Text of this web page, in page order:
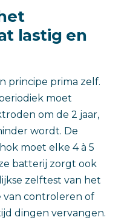
lastig en
principe prima zelf.
moet
om de 2 jaar,
wordt. De
moet elke 4 à 5
batterij zorgt ook
zelftest van het
van controleren of
dingen vervangen.